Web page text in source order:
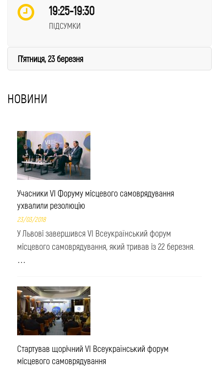
19:25-19:30
ПІДСУМКИ
П'ятниця, 23 березня
НОВИНИ
Учасники VI Форуму місцевого самоврядування
ухвалили резолюцію
23/03/2018
У Львові завершився VI Всеукраїнський форум
місцевого самоврядування, який тривав із 22 березня.
…
Стартував щорічний VI Всеукраїнський форум
місцевого самоврядування